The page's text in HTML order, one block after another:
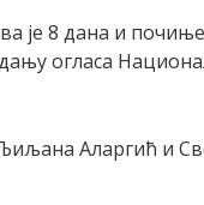
је 8 дана и
огласа
Аларгић и